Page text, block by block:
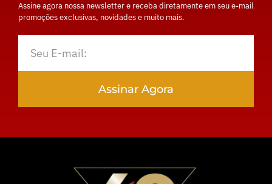
Assine agora nossa newsletter e receba diretamente em seu e-mail
promoções exclusivas, novidades e muito mais.
Assinar Agora